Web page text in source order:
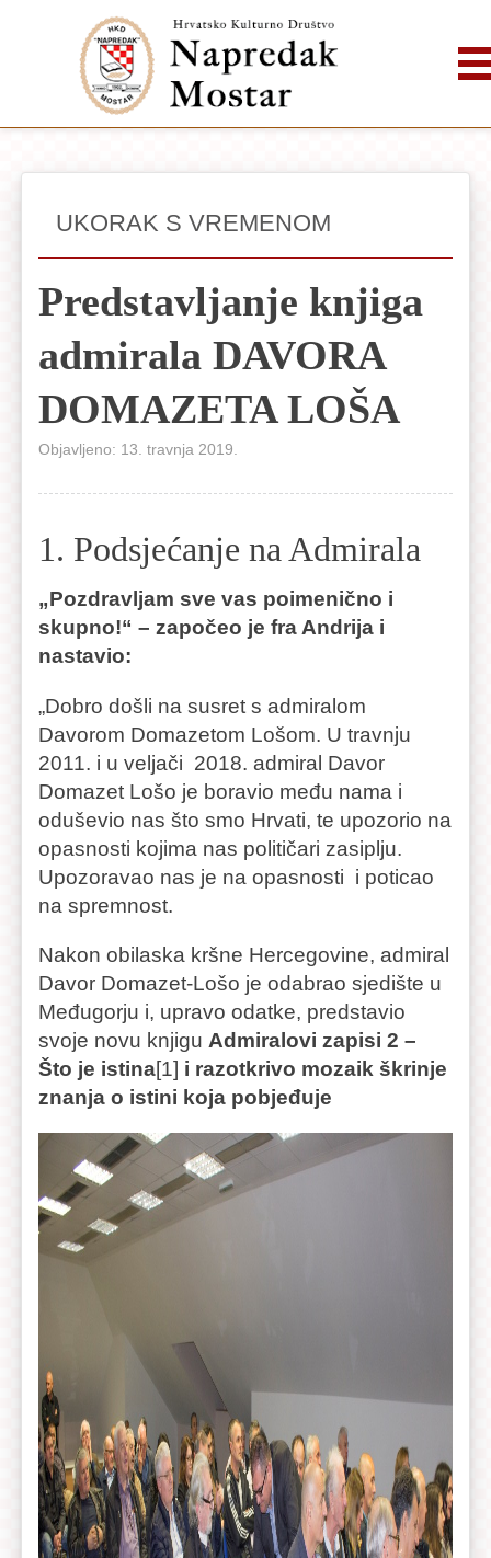
UKORAK S VREMENOM
Predstavljanje knjiga
admirala DAVORA
DOMAZETA LOŠA
Objavljeno: 13. travnja 2019.
1. Podsjećanje na Admirala
„Pozdravljam sve vas poimenično i
skupno!“ – započeo je fra Andrija i
nastavio:
„Dobro došli na susret s admiralom
Davorom Domazetom Lošom. U travnju
2011. i u veljači 2018. admiral Davor
Domazet Lošo je boravio među nama i
oduševio nas što smo Hrvati, te upozorio na
opasnosti kojima nas političari zasiplju.
Upozoravao nas je na opasnosti i poticao
na spremnost.
Nakon obilaska kršne Hercegovine, admiral
Davor Domazet-Lošo je odabrao sjedište u
Međugorju i, upravo odatke, predstavio
svoje novu knjigu Admiralovi zapisi 2 –
Što je istina[1] i razotkrivo mozaik škrinje
znanja o istini koja pobjeđuje